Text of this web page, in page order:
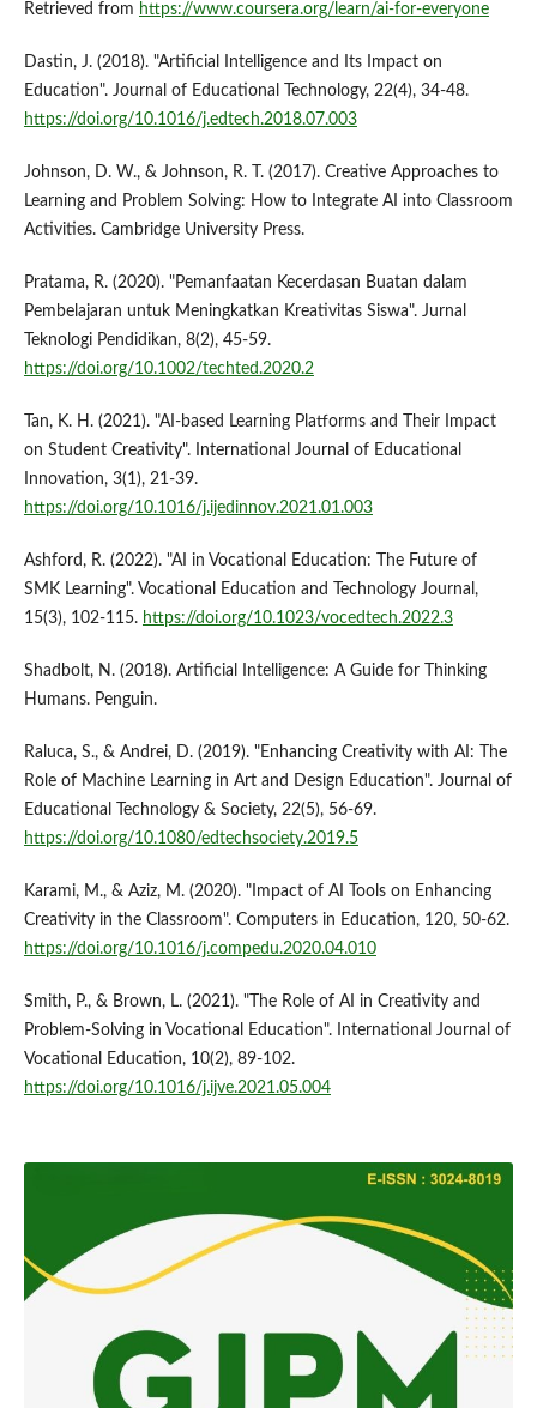
Retrieved from https://www.coursera.org/learn/ai-for-everyone
Dastin, J. (2018). "Artificial Intelligence and Its Impact on
Education". Journal of Educational Technology, 22(4), 34-48.
https://doi.org/10.1016/j.edtech.2018.07.003
Johnson, D. W., & Johnson, R. T. (2017). Creative Approaches to
Learning and Problem Solving: How to Integrate AI into Classroom
Activities. Cambridge University Press.
Pratama, R. (2020). "Pemanfaatan Kecerdasan Buatan dalam
Pembelajaran untuk Meningkatkan Kreativitas Siswa". Jurnal
Teknologi Pendidikan, 8(2), 45-59.
https://doi.org/10.1002/techted.2020.2
Tan, K. H. (2021). "AI-based Learning Platforms and Their Impact
on Student Creativity". International Journal of Educational
Innovation, 3(1), 21-39.
https://doi.org/10.1016/j.ijedinnov.2021.01.003
Ashford, R. (2022). "AI in Vocational Education: The Future of
SMK Learning". Vocational Education and Technology Journal,
15(3), 102-115. https://doi.org/10.1023/vocedtech.2022.3
Shadbolt, N. (2018). Artificial Intelligence: A Guide for Thinking
Humans. Penguin.
Raluca, S., & Andrei, D. (2019). "Enhancing Creativity with AI: The
Role of Machine Learning in Art and Design Education". Journal of
Educational Technology & Society, 22(5), 56-69.
https://doi.org/10.1080/edtechsociety.2019.5
Karami, M., & Aziz, M. (2020). "Impact of AI Tools on Enhancing
Creativity in the Classroom". Computers in Education, 120, 50-62.
https://doi.org/10.1016/j.compedu.2020.04.010
Smith, P., & Brown, L. (2021). "The Role of AI in Creativity and
Problem-Solving in Vocational Education". International Journal of
Vocational Education, 10(2), 89-102.
https://doi.org/10.1016/j.ijve.2021.05.004